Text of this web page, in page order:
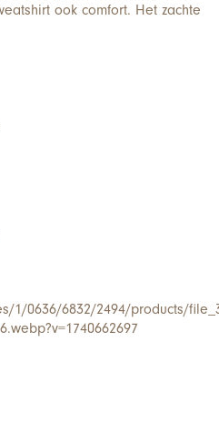
ook comfort. Het zachte
1/0636/6832/2494/products/